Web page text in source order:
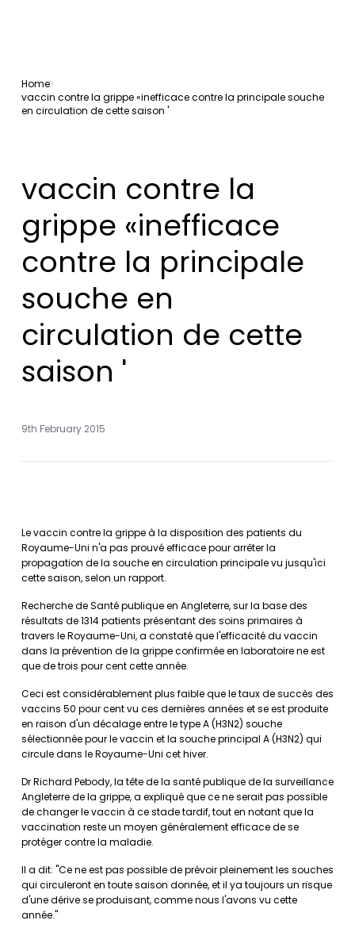
Home
vaccin contre la grippe «inefficace contre la principale souche
en circulation de cette saison '
vaccin contre la
grippe «inefficace
contre la principale
souche en
circulation de cette
saison '
9th February 2015
Le vaccin contre la grippe à la disposition des patients du
Royaume-Uni n'a pas prouvé efficace pour arrêter la
propagation de la souche en circulation principale vu jusqu'ici
cette saison, selon un rapport.
Recherche de Santé publique en Angleterre, sur la base des
résultats de 1314 patients présentant des soins primaires à
travers le Royaume-Uni, a constaté que l'efficacité du vaccin
dans la prévention de la grippe confirmée en laboratoire ne est
que de trois pour cent cette année.
Ceci est considérablement plus faible que le taux de succès des
vaccins 50 pour cent vu ces dernières années et se est produite
en raison d'un décalage entre le type A (H3N2) souche
sélectionnée pour le vaccin et la souche principal A (H3N2) qui
circule dans le Royaume-Uni cet hiver.
Dr Richard Pebody, la tête de la santé publique de la surveillance
Angleterre de la grippe, a expliqué que ce ne serait pas possible
de changer le vaccin à ce stade tardif, tout en notant que la
vaccination reste un moyen généralement efficace de se
protéger contre la maladie.
Il a dit: "Ce ne est pas possible de prévoir pleinement les souches
qui circuleront en toute saison donnée, et il ya toujours un risque
d'une dérive se produisant, comme nous l'avons vu cette
année."